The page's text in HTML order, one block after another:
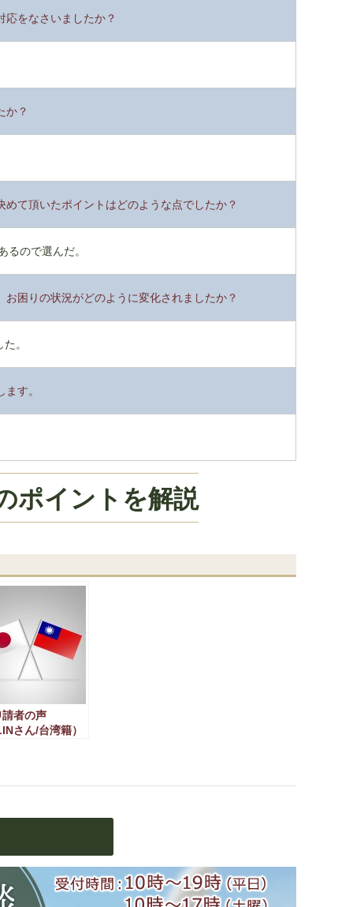
応をなさいましたか？
か？
て頂いたポイントはどのような点でしたか？
るので選んだ。
困りの状況がどのように変化されましたか？
。
す。
ポイントを解説
者の声
さん/台湾籍）